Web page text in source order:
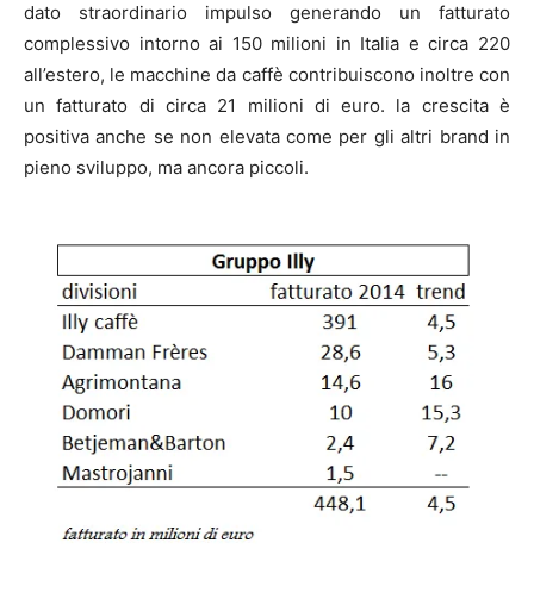
dato straordinario impulso generando un fatturato
complessivo intorno ai 150 milioni in Italia e circa 220
all’estero, le macchine da caffè contribuiscono inoltre con
un fatturato di circa 21 milioni di euro. la crescita è
positiva anche se non elevata come per gli altri brand in
pieno sviluppo, ma ancora piccoli.